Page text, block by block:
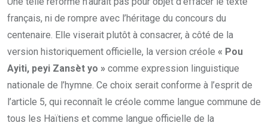
français, ni de rompre avec l’héritage du concours du
centenaire. Elle viserait plutôt à consacrer, à côté de la
version historiquement officielle, la version créole « Pou
Ayiti, peyi Zansèt yo » comme expression linguistique
nationale de l’hymne. Ce choix serait conforme à l’esprit de
l’article 5, qui reconnaît le créole comme langue commune de
tous les Haïtiens et comme langue officielle de la